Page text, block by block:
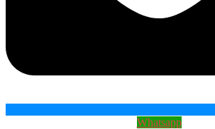
Whatsapp